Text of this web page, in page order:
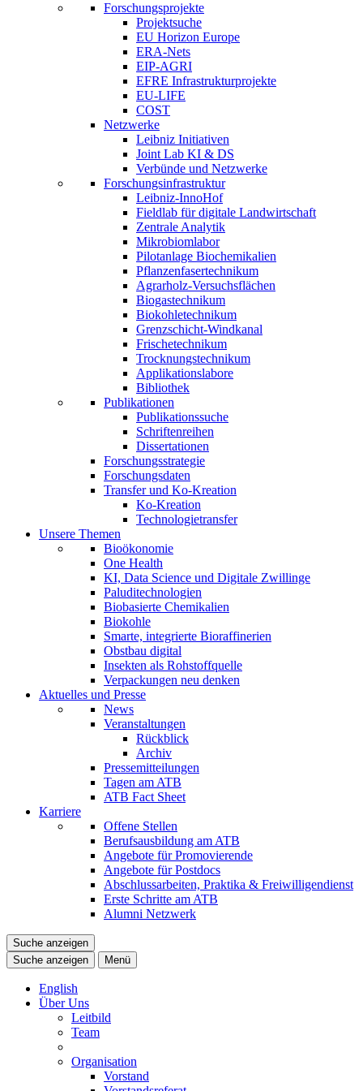
Forschungsprojekte
Projektsuche
EU Horizon Europe
ERA-Nets
EIP-AGRI
EFRE Infrastrukturprojekte
EU-LIFE
COST
Netzwerke
Leibniz Initiativen
Joint Lab KI & DS
Verbünde und Netzwerke
Forschungsinfrastruktur
Leibniz-InnoHof
Fieldlab für digitale Landwirtschaft
Zentrale Analytik
Mikrobiomlabor
Pilotanlage Biochemikalien
Pflanzenfasertechnikum
Agrarholz-Versuchsflächen
Biogastechnikum
Biokohletechnikum
Grenzschicht-Windkanal
Frischetechnikum
Trocknungstechnikum
Applikationslabore
Bibliothek
Publikationen
Publikationssuche
Schriftenreihen
Dissertationen
Forschungsstrategie
Forschungsdaten
Transfer und Ko-Kreation
Ko-Kreation
Technologietransfer
Unsere Themen
Bioökonomie
One Health
KI, Data Science und Digitale Zwillinge
Paluditechnologien
Biobasierte Chemikalien
Biokohle
Smarte, integrierte Bioraffinerien
Obstbau digital
Insekten als Rohstoffquelle
Verpackungen neu denken
Aktuelles und Presse
News
Veranstaltungen
Rückblick
Archiv
Pressemitteilungen
Tagen am ATB
ATB Fact Sheet
Karriere
Offene Stellen
Berufsausbildung am ATB
Angebote für Promovierende
Angebote für Postdocs
Abschlussarbeiten, Praktika & Freiwilligendienst
Erste Schritte am ATB
Alumni Netzwerk
Suche anzeigen
Suche anzeigen
Menü
English
Über Uns
Leitbild
Team
Organisation
Vorstand